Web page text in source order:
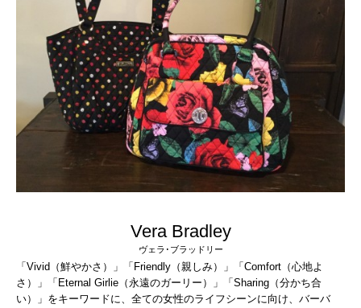
Vera Bradley
ヴェラ･ブラッドリー
「Vivid（鮮やかさ）」「Friendly（親しみ）」「Comfort（心地よ
さ）」「Eternal Girlie（永遠のガーリー）」「Sharing（分かち合
い）」をキーワードに、全ての女性のライフシーンに向け、バーバ